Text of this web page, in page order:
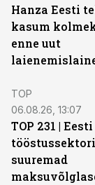
Hanza Eesti
kasum
enne uut
TOP
06.08.26, 13:07
TOP 231 | Eesti
tööstussektori
suuremad